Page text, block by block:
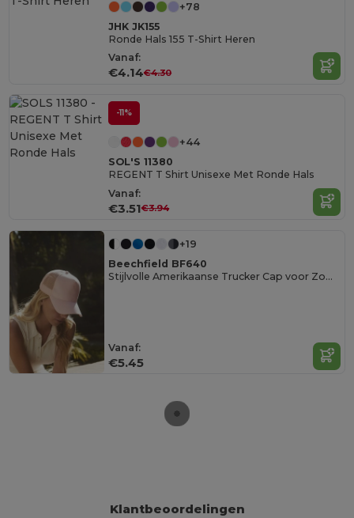
+78
JHK JK155
Ronde Hals 155 T-Shirt Heren
Vanaf:
€4.14€4.30
-11%
+44
SOL'S 11380
REGENT T Shirt Unisexe Met Ronde Hals
Vanaf:
€3.51€3.94
+19
Beechfield BF640
Stijlvolle Amerikaanse Trucker Cap voor Zomer
Vanaf:
€5.45
Klantbeoordelingen